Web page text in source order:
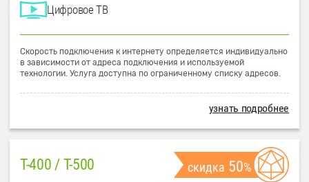
Цифровое ТВ
Скорость подключения к интернету определяется индивидуально
в зависимости от адреса подключения и используемой
технологии. Услуга доступна по ограниченному списку адресов.
узнать подробнее
T-400 / T-500 скидка 50%